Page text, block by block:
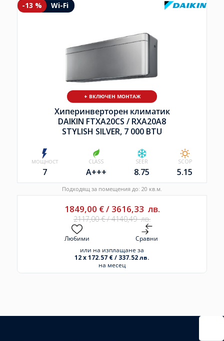
-13 % Wi-Fi
+ ВКЛЮЧЕН МОНТАЖ
Хиперинверторен климатик
DAIKIN FTXA20CS / RXA20A8
STYLISH SILVER, 7 000 BTU
МОЩНОСТ
7
CLASS
A+++
SEER
8.75
SCOP
5.15
Подходящ за помещения до: 20 кв.м.
1849,00 €/ 3616,33 лв.
2117,00€/4140,49лв.
Любими
Сравни
или на изплащане за
12 x 172.57 € / 337.52 лв.
на месец